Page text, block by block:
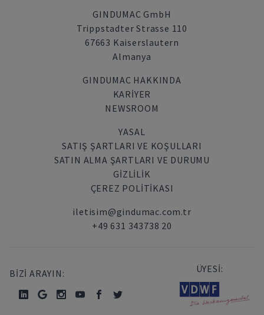
GINDUMAC GmbH
Trippstadter Strasse 110
67663 Kaiserslautern
Almanya
GINDUMAC HAKKINDA
KARIYER
NEWSROOM
YASAL
SATIŞ ŞARTLARI VE KOŞULLARI
SATIN ALMA ŞARTLARI VE DURUMU
GİZLİLİK
ÇEREZ POLITIKASI
iletisim@gindumac.com.tr
+49 631 343738 20
BİZİ ARAYIN: ÜYESİ: